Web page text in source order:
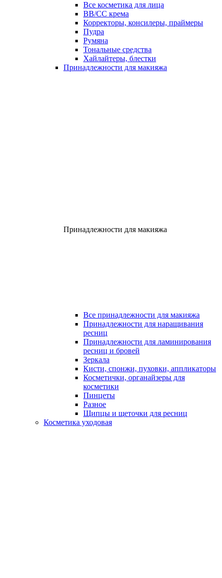
Все косметика для лица
ВВ/СС крема
Корректоры, консилеры, праймеры
Пудра
Румяна
Тональные средства
Хайлайтеры, блестки
Принадлежности для макияжа
Принадлежности для макияжа
Все принадлежности для макияжа
Принадлежности для наращивания
ресниц
Принадлежности для ламинирования
ресниц и бровей
Зеркала
Кисти, спонжи, пуховки, аппликаторы
Косметички, органайзеры для
косметики
Пинцеты
Разное
Щипцы и щеточки для ресниц
Косметика уходовая